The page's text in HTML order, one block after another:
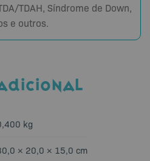
TDAH, Síndrome de Down,
e outros.
kg
× 20,0 × 15,0 cm